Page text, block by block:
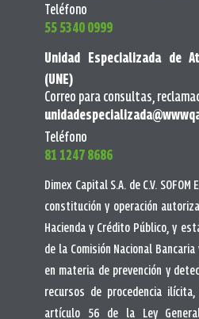
Teléfono
55 5340 0999
Unidad Especializada de
(UNE)
Correo para consultas,
Teléfono
81 1247 8686
Dimex Capital S.A. de C.V.
constitución y operación
Hacienda y Crédito Público, y
de la Comisión Nacional
en materia de prevención y
recursos de procedencia
artículo 56 de la Ley